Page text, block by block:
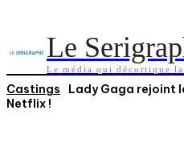
Le
Le média qui décortique
Castings
Lady Gaga rejoint
Netflix !